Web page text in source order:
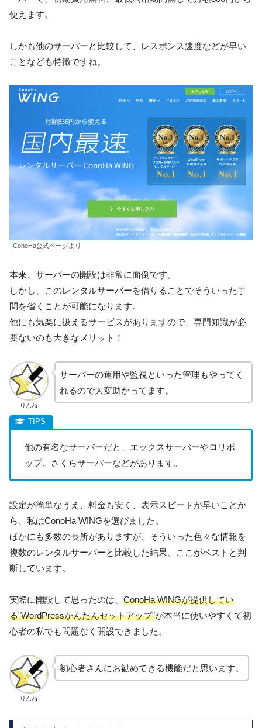
使えます。
しかも他のサーバーと比較して、レスポンス速度などが早い
ことなども特徴ですね。
ConoHa公式ページ より
本来、サーバーの開設は非常に面倒です。
しかし、このレンタルサーバーを借りることでそういった手
間を省くことが可能になります。
他にも気楽に扱えるサービスがありますので、専門知識が必
要ないのも大きなメリット！
りんね
サーバーの運用や監視といった管理もやってく
れるので大変助かってます。
他の有名なサーバーだと、エックスサーバーやロリポ
ップ、さくらサーバーなどがあります。
設定が簡単なうえ、料金も安く、表示スピードが早いことか
ら、私はConoHa WINGを選びました。
ほかにも多数の長所がありますが、そういった色々な情報を
複数のレンタルサーバーと比較した結果、ここがベストと判
断しています。
実際に開設して思ったのは、 ConoHa WINGが提供してい
る”WordPressかんたんセットアップ”が本当に使いやすくて初
心者の私でも問題なく開設できました。
りんね
初心者さんにお勧めできる機能だと思います。